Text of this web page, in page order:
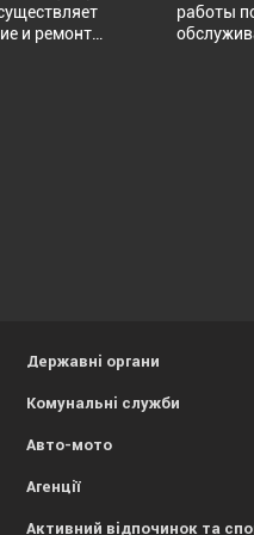
и ремонт
работы
Державні органи
Комунальні служби
Авто-мото
Агенції
Активний відпочинок та